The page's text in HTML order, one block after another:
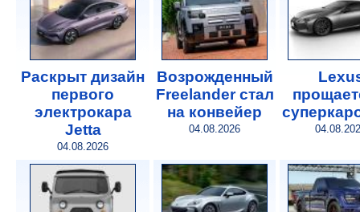
Раскрыт дизайн
первого
электрокара
Jetta
04.08.2026
Возрожденный
Freelander стал
на конвейер
04.08.2026